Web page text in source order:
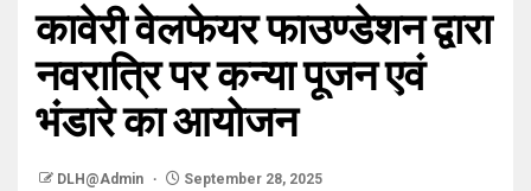
कावेरी वेलफेयर फाउण्डेशन द्वारा
नवरात्रि पर कन्या पूजन एवं
भंडारे का आयोजन
DLH@Admin September 28, 2025